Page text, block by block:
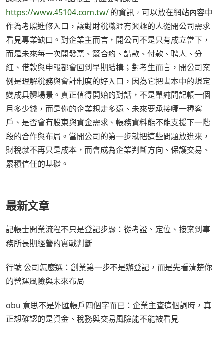
https://www.45104.com.tw/ 的資訊，可以放在網站內容中
作為考照進修入口，讓對財稅職涯有興趣的人從開公司需求
看見專業缺口。對企業主而言，開公司不是只有成立當下，
而是未來每一次開發票、簽合約、請款、付款、聘人、分
紅、借款與申報都會回到早期結構；對考生而言，開公司案
例是理解稅務與會計制度的好入口，因為它把書本中的規定
變成具體場景。真正值得開始的對話，不是單純問記帳一個
月多少錢，而是你的企業想走多遠、未來要承接哪一種客
戶、是否會有股東與資金需求、帳務資料能不能支援下一階
段的合作與布局。當開公司的第一步就把這些問題放進來，
財稅就不再只是成本，而會成為企業判斷方向、保護交易、
累積信任的基礎。
最新文章
記帳士開業流程不只是登記步驟：從考證、定位、接案到事
務所長期經營的實戰判斷
行號 公司怎麼選：創業第一步不是辦登記，而是先看清楚你
的營運風險與未來布局
obu 意思不是外匯帳戶四個字而已：企業主查這個詞時，真
正想確認的是資金、稅務與交易風險能不能被看見